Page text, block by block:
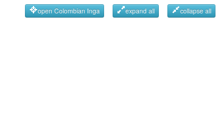
open Colombian Inga expand all collapse all